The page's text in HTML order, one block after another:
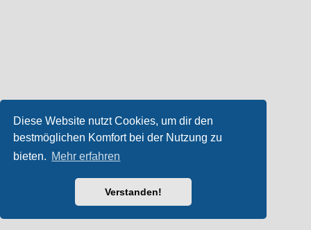
Diese Website nutzt Cookies, um dir den
bestmöglichen Komfort bei der Nutzung zu
bieten. Mehr erfahren
Verstanden!